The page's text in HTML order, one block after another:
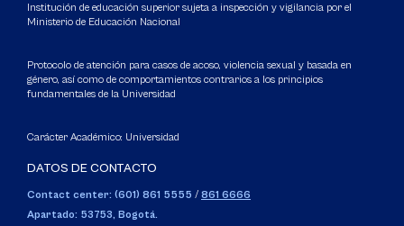
Institución de educación superior sujeta a inspección y vigilancia por el
Ministerio de Educación Nacional
Protocolo de atención para casos de acoso, violencia sexual y basada en
género, así como de comportamientos contrarios a los principios
fundamentales de la Universidad
Carácter Académico: Universidad
DATOS DE CONTACTO
Contact center: (601) 861 5555 / 861 6666
Apartado: 53753, Bogotá.